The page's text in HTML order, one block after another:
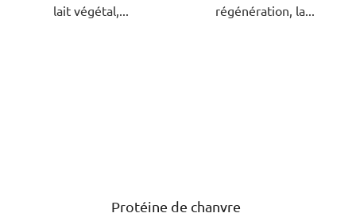
lait végétal,...
régénération, la...
Protéine de chanvre